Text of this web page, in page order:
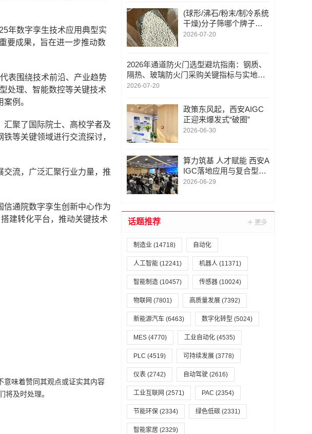
年数字孪生技术应用典型实
要成果，旨在进一步推动数
表围绕技术前沿、产业趋势
处理、智能数控等关键技术
例。
聚了国际院士、高校学者及
铁等关键领域进行交流探讨，
交流，广泛汇聚行业力量，推
通院数字孪生创新中心作为
建转化平台，推动关键技术
意味着赞同其观点或证实其内容
及时处理。
(球形/沸石/粉末/制冷系统
干燥)分子筛哪个牌子
好？郑州超荣纳米实力厂
2026-07-20
2026年通道防火门选型避坑指南：钢质、
隔热、玻璃防火门采购关键指标与实地考
察建议
2026-07-20
政策东风起，西安AIGC
正迎来爆发式“破圈”
2026-06-30
算力筑基 人才赋能 西安A
IGC落地应用与复合型技
术人才发展路径
2026-06-29
话题推荐
制造业 (14718) 自动化
人工智能 (12241) 机器人 (11371)
智能制造 (10457) 传感器 (10024)
物联网 (7801) 高质量发展 (7392)
新能源汽车 (6463) 数字化转型 (5024)
MES (4770) 工业自动化 (4535)
PLC (4519) 可持续发展 (3778)
仪表 (2742) 自动驾驶 (2616)
工业互联网 (2571) PAC (2354)
节能环保 (2334) 绿色低碳 (2331)
智能家居 (2329)